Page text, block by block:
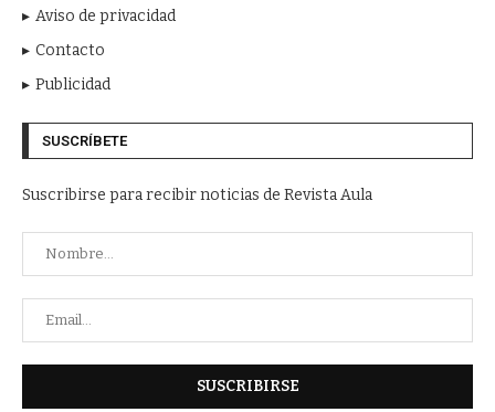
Aviso de privacidad
Contacto
Publicidad
SUSCRÍBETE
Suscribirse para recibir noticias de Revista Aula